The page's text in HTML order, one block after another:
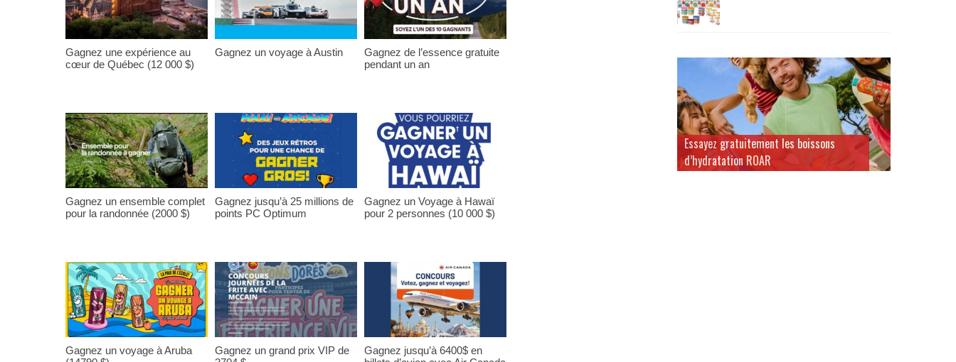
Gagnez une expérience au
cœur de Québec (12 000 $)
Gagnez un voyage à Austin
Gagnez de l’essence gratuite
pendant un an
Gagnez un ensemble complet
pour la randonnée (2000 $)
Gagnez jusqu’à 25 millions de
points PC Optimum
Gagnez un Voyage à Hawaï
pour 2 personnes (10 000 $)
Gagnez un voyage à Aruba
Gagnez un grand prix VIP de
Gagnez jusqu’à 6400$ en
Essayez gratuitement les boissons
d’hydratation ROAR